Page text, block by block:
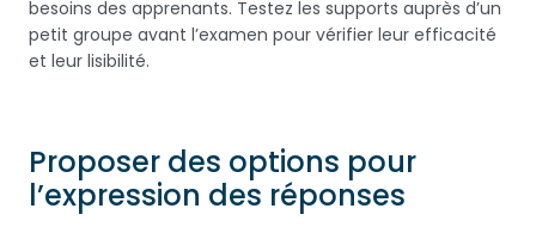
besoins des apprenants. Testez les supports auprès d’un
petit groupe avant l’examen pour vérifier leur efficacité
et leur lisibilité.
Proposer des options pour
l’expression des réponses